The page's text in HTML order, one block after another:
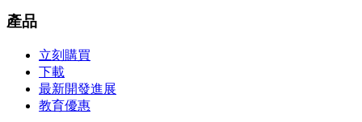
產品
立刻購買
下載
最新開發進展
教育優惠